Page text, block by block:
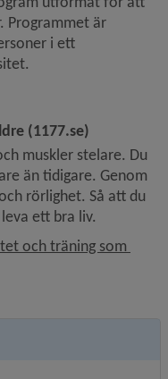
Programmet är
i ett
webbplats, öppnas i
(1177.se)
muskler stelare. Du
än tidigare. Genom
rörlighet. Så att du
ett bra liv.
och träning som
i nytt fönster.